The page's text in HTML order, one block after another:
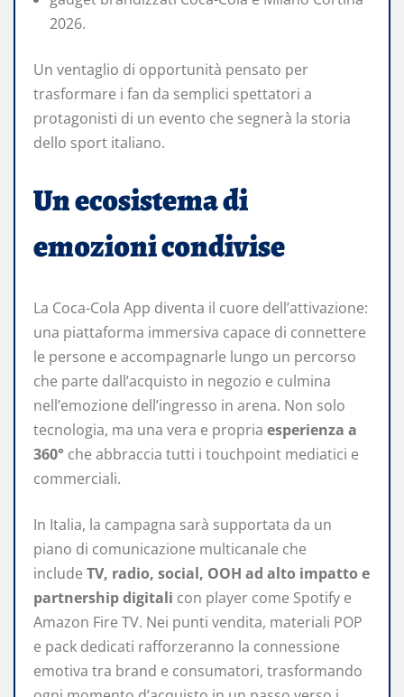
2026.
Un ventaglio di opportunità pensato per
trasformare i fan da semplici spettatori a
protagonisti di un evento che segnerà la storia
dello sport italiano.
Un ecosistema di
emozioni condivise
La Coca-Cola App diventa il cuore dell’attivazione:
una piattaforma immersiva capace di connettere
le persone e accompagnarle lungo un percorso
che parte dall’acquisto in negozio e culmina
nell’emozione dell’ingresso in arena. Non solo
tecnologia, ma una vera e propria esperienza a
360° che abbraccia tutti i touchpoint mediatici e
commerciali.
In Italia, la campagna sarà supportata da un
piano di comunicazione multicanale che
include TV, radio, social, OOH ad alto impatto e
partnership digitali con player come Spotify e
Amazon Fire TV. Nei punti vendita, materiali POP
e pack dedicati rafforzeranno la connessione
emotiva tra brand e consumatori, trasformando